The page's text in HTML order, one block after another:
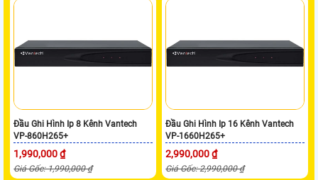
Đầu Ghi Hình Ip 8 Kênh Vantech
VP-860H265+
1,990,000 ₫
Giá Gốc: 1,990,000 ₫
Đầu Ghi Hình Ip 16 Kênh Vantech
VP-1660H265+
2,990,000 ₫
Giá Gốc: 2,990,000 ₫